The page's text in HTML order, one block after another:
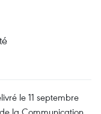
le 11 septembre
la Communication.